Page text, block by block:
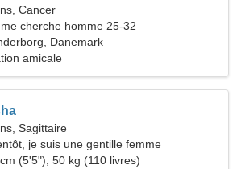
Cancer
cherche homme 25-32
Danemark
amicale
Sagittaire
je suis une gentille femme
(5'5"), 50 kg (110 livres)